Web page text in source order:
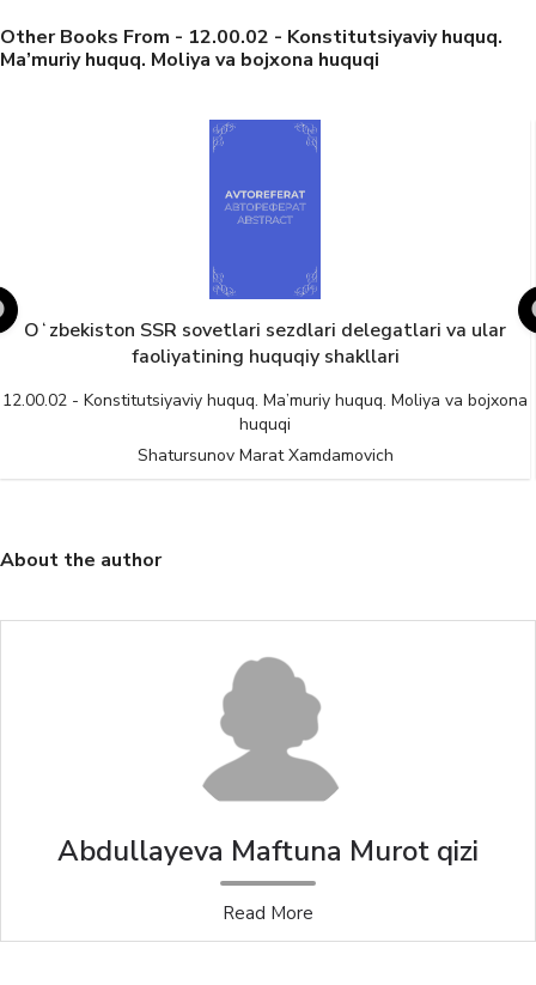
Other Books From - 12.00.02 - Konstitutsiyaviy huquq.
Ma’muriy huquq. Moliya va bojxona huquqi
sezdlari delegatlari va ular
huquqiy shakllari
huquq. Ma’muriy huquq. Moliya va bojxona
Marat Xamdamovich
Oʻzbekiston
12.00.02 -
About the author
Abdullayeva Maftuna Murot qizi
Read More